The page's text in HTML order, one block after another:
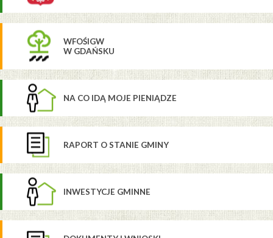
WFOŚIGW
W GDAŃSKU
NA CO IDĄ MOJE PIENIĄDZE
RAPORT O STANIE GMINY
INWESTYCJE GMINNE